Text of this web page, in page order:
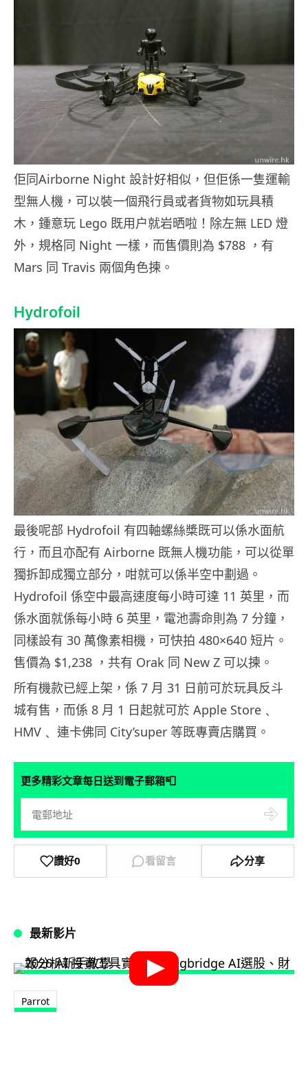
佢同Airborne Night 設計好相似，但佢係一隻運輸
型無人機，可以裝一個飛行員或者貨物如玩具積
木，鍾意玩 Lego 既用户就岩晒啦！除左無 LED 燈
外，規格同 Night 一樣，而售價則為 $788 ，有
Mars 同 Travis 兩個角色揀。
Hydrofoil
最後呢部 Hydrofoil 有四軸螺絲槳既可以係水面航
行，而且亦配有 Airborne 既無人機功能，可以從單
獨拆卸成獨立部分，咁就可以係半空中劃過。
Hydrofoil 係空中最高速度每小時可達 11 英里，而
係水面就係每小時 6 英里，電池壽命則為 7 分鐘，
同樣設有 30 萬像素相機，可快拍 480×640 短片。
售價為 $1,238 ，共有 Orak 同 New Z 可以揀。
所有機款已經上架，係 7 月 31 日前可於玩具反斗
城有售，而係 8 月 1 日起就可於 Apple Store﹑
HMV﹑ 連卡佛同 City’super 等既專賣店購買。
更多精彩文章每日送到電子郵箱📮
讚好0 看留言 分享
最新影片
Parrot